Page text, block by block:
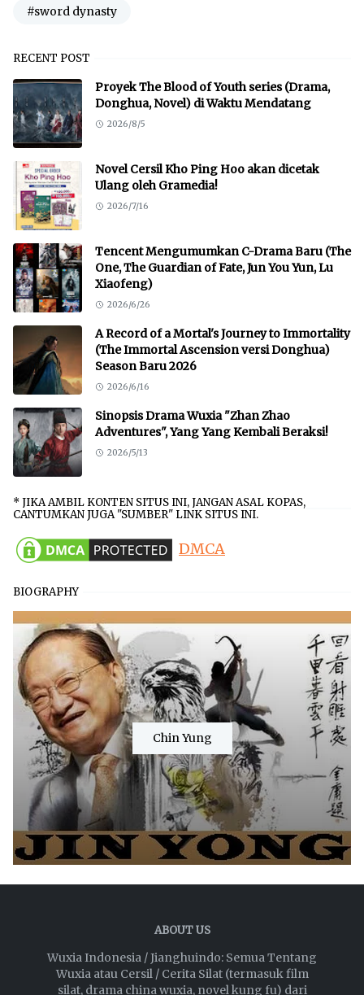
#sword dynasty
RECENT POST
Proyek The Blood of Youth series (Drama,
Donghua, Novel) di Waktu Mendatang
2026/8/5
Novel Cersil Kho Ping Hoo akan dicetak
Ulang oleh Gramedia!
2026/7/16
Tencent Mengumumkan C-Drama Baru (The
One, The Guardian of Fate, Jun You Yun, Lu
Xiaofeng)
2026/6/26
A Record of a Mortal's Journey to Immortality
(The Immortal Ascension versi Donghua)
Season Baru 2026
2026/6/16
Sinopsis Drama Wuxia "Zhan Zhao
Adventures", Yang Yang Kembali Beraksi!
2026/5/13
* JIKA AMBIL KONTEN SITUS INI, JANGAN ASAL KOPAS,
CANTUMKAN JUGA "SUMBER" LINK SITUS INI.
DMCA
BIOGRAPHY
Chin Yung
ABOUT US
Wuxia Indonesia / Jianghuindo: Semua Tentang
Wuxia atau Cersil / Cerita Silat (termasuk film
silat, drama china wuxia, novel kung fu) dari